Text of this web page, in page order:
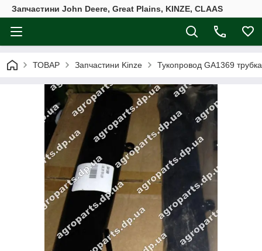
Запчастини John Deere, Great Plains, KINZE, CLAAS
ТОВАР Запчастини Kinze Тукопровод GA1369